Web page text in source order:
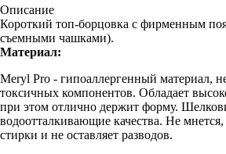
Описание
Короткий топ-борцовка с фирменным
съемными чашками).
Материал:
Meryl Pro - гипоаллергенный материал,
токсичных компонентов. Обладает
при этом отлично держит форму.
водоотталкивающие качества. Не мнется,
стирки и не оставляет разводов.